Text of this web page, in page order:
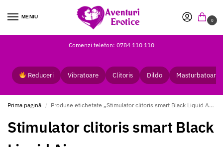
MENIU
0
Comenzi telefon: 0784 110 110
Reduceri Vibratoare Clitoris Dildo Masturbatoare
Prima pagină / Produse etichetate „Stimulator clitoris smart Black Liquid Air”
Stimulator clitoris smart Black